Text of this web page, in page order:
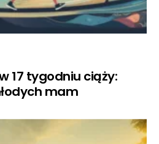
17 tygodniu ciąży:
mam